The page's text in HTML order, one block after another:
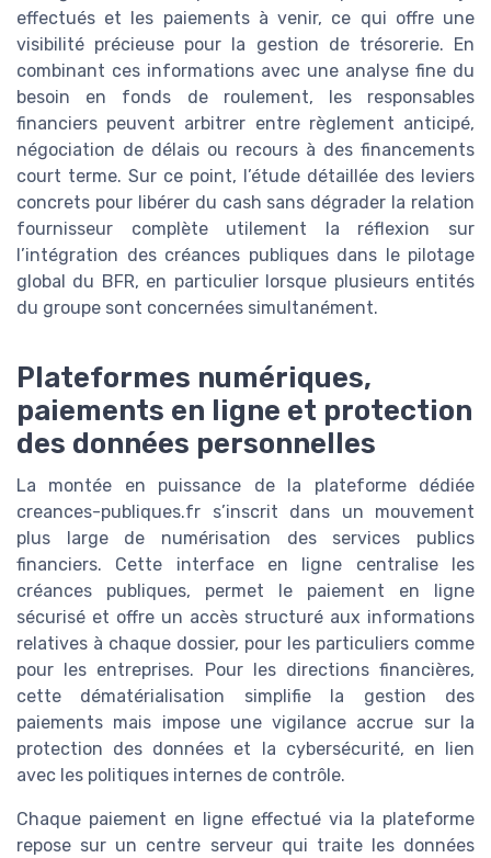
effectués et les paiements à venir, ce qui offre une
visibilité précieuse pour la gestion de trésorerie. En
combinant ces informations avec une analyse fine du
besoin en fonds de roulement, les responsables
financiers peuvent arbitrer entre règlement anticipé,
négociation de délais ou recours à des financements
court terme. Sur ce point, l’étude détaillée des leviers
concrets pour libérer du cash sans dégrader la relation
fournisseur complète utilement la réflexion sur
l’intégration des créances publiques dans le pilotage
global du BFR, en particulier lorsque plusieurs entités
du groupe sont concernées simultanément.
Plateformes numériques,
paiements en ligne et protection
des données personnelles
La montée en puissance de la plateforme dédiée
creances-publiques.fr s’inscrit dans un mouvement
plus large de numérisation des services publics
financiers. Cette interface en ligne centralise les
créances publiques, permet le paiement en ligne
sécurisé et offre un accès structuré aux informations
relatives à chaque dossier, pour les particuliers comme
pour les entreprises. Pour les directions financières,
cette dématérialisation simplifie la gestion des
paiements mais impose une vigilance accrue sur la
protection des données et la cybersécurité, en lien
avec les politiques internes de contrôle.
Chaque paiement en ligne effectué via la plateforme
repose sur un centre serveur qui traite les données